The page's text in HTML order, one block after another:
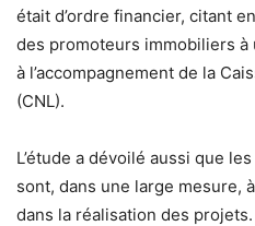
était d’ordre financier, citant
des promoteurs immobiliers
à l’accompagnement de la
(CNL).
L’étude a dévoilé aussi que
sont, dans une large mesure,
dans la réalisation des projets.